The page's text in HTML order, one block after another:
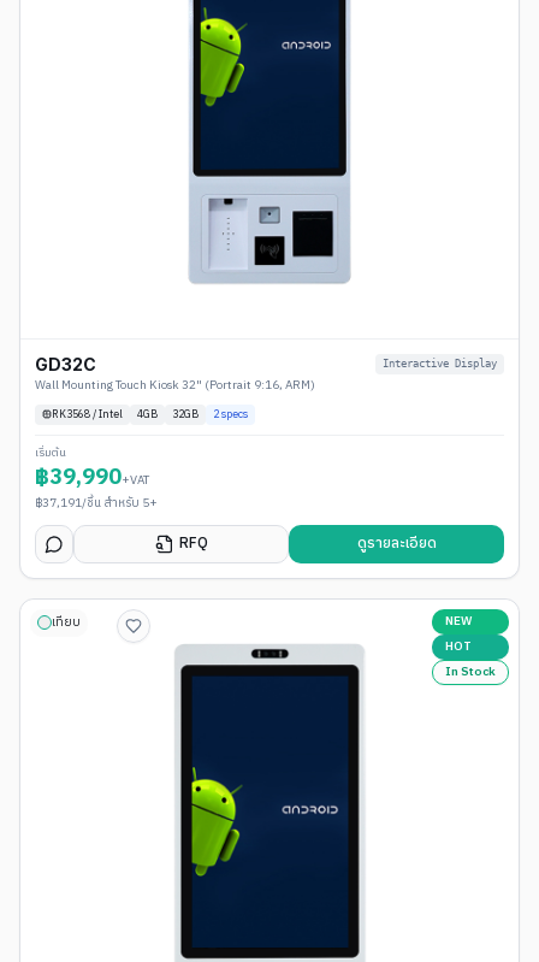
GD32C Interactive Display
Wall Mounting Touch Kiosk 32" (Portrait 9:16, ARM)
RK3568 / Intel 4GB 32GB 2specs
เริ่มต้น
฿39,990+VAT
฿37,191/ชิ้น สำหรับ 5+
RFQ ดูรายละเอียด
เทียบ
NEW
HOT
In Stock